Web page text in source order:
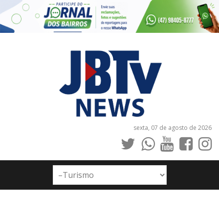
sexta, 07 de agosto de 2026
INÍCIO
NOTÍCIAS